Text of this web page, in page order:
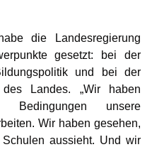
die Landesregierung
gesetzt: bei der
und bei der
Landes. „Wir haben
Bedingungen unsere
Wir haben gesehen,
aussieht. Und wir